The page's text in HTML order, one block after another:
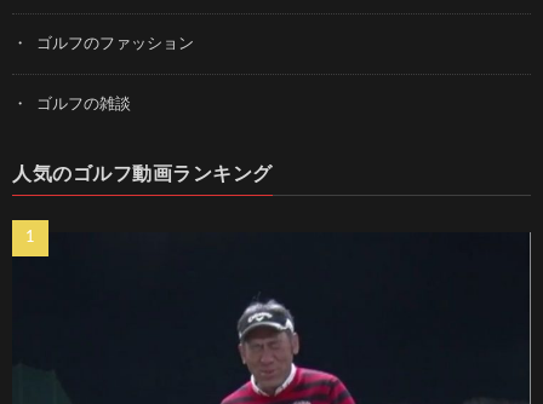
ゴルフのファッション
ゴルフの雑談
人気のゴルフ動画ランキング